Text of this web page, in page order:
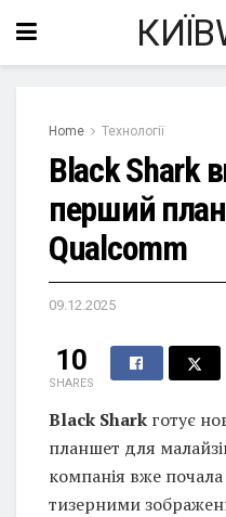
Home Технології
Black Shark
перший
Qualcomm
09.12.2025
10
SHARES
Black Shark готує
планшет для
компанія вже
тизерними